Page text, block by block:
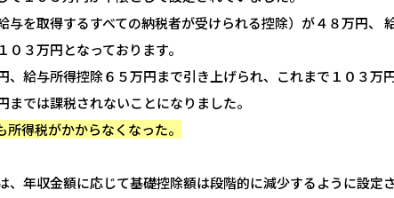
与を取得するすべての納税者が受けられる控除）が４８万円、
３万円となっております。
、給与所得控除６５万円まで引き上げられ、これまで１０３万
では課税されないことになりました。
得税がかからなくなった。
年収金額に応じて基礎控除額は段階的に減少するように設定さ